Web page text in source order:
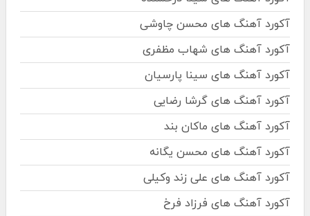
آکورد آهنگ های محسن چاوشی
آکورد آهنگ های شهاب مظفری
آکورد آهنگ های سینا پارسیان
آکورد آهنگ های گرشا رضایی
آکورد آهنگ های ماکان بند
آکورد آهنگ های محسن یگانه
آکورد آهنگ های علی زند وکیلی
آکورد آهنگ های فرزاد فرخ